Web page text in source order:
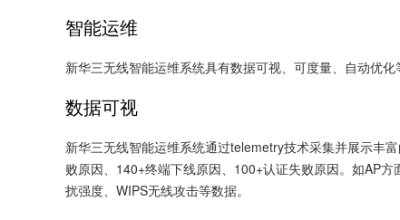
智能运维
新华三无线智能运维系统具有数据可视、可度量、自动优化
数据可视
新华三无线智能运维系统通过telemetry技术采集并展示丰
败原因、140+终端下线原因、100+认证失败原因。如AP
扰强度、WIPS无线攻击等数据。